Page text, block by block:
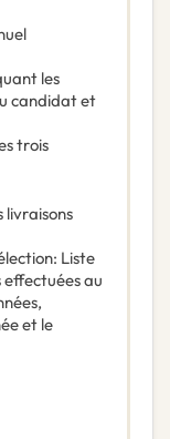
les
candidat et
trois
livraisons
: Liste
au
et le